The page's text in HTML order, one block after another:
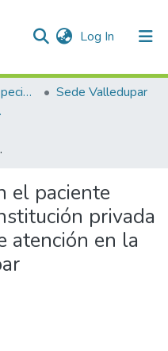
Log In (current)
Trabajos de Grado (Especializaciones y Pregrados)
Sede Valledupar
de Valledupar
el paciente
privada
atención en la